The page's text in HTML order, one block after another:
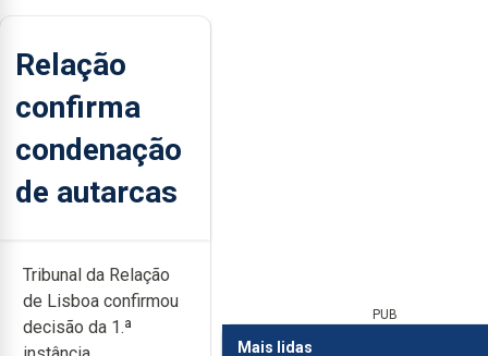
Relação
confirma
condenação
de autarcas
Tribunal da Relação
de Lisboa confirmou
decisão da 1.ª
PUB
Mais lidas